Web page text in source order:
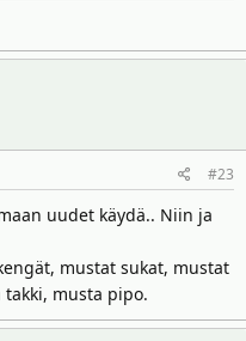
#23
uudet käydä.. Niin ja
mustat sukat, mustat
musta pipo.